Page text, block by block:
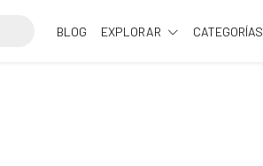
BLOG EXPLORAR CATEGORÍAS